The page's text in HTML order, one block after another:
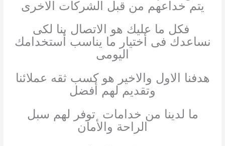
يتم خداعهم من قبل الشركات الاخرى
فكل ما عليك هو الاتصال بنا لكى
نساعدك فى أختيار ما يناسب أستخدامك
اليومى
هدفنا الاول والاخير هو كسب ثقه عملائنا
وتقديم لهم أفضل
ما لدينا من خدامات توفر لهم سبل
الراحة والأمان